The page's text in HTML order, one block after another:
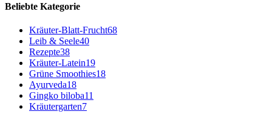
Beliebte Kategorie
Kräuter-Blatt-Frucht68
Leib & Seele40
Rezepte38
Kräuter-Latein19
Grüne Smoothies18
Ayurveda18
Gingko biloba11
Kräutergarten7